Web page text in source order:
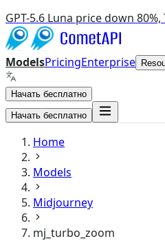
GPT-5.6 Luna price down
ModelsPricingEnterprise
Начать бесплатно
Начать бесплатно
Home
Models
Midjourney
mj_turbo_zoom